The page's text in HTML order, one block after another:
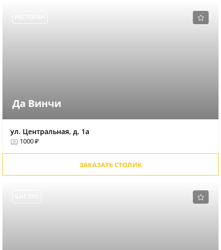
Да Винчи
ул. Центральная, д. 1а
1000 ₽
ЗАКАЗАТЬ СТОЛИК